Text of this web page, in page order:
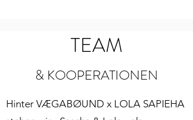
TEAM
& KOOPERATIONEN
Hinter VÆGABØUND x LOLA SAPIEHA